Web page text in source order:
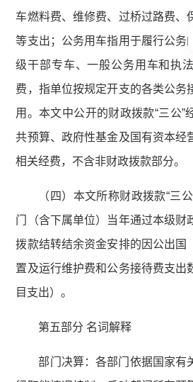
车燃料费、维修费、过桥过路费、
等支出；公务用车指用于履行公务
级干部专车、一般公务用车和执
费，指单位按规定开支的各类公务
用。本文中公开的财政拨款“三公”
共预算、政府性基金及国有资本经
相关经费，不含非财政拨款部分。
（四）本文所称财政拨款“三
门（含下属单位）当年通过本级财
拨款结转结余资金安排的因公出国
置及运行维护费和公务接待费支出
目支出）。
第五部分 名词解释
部门决算：各部门依据国家有